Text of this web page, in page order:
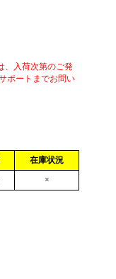
、入荷次第のご発
ポートまでお問い
在庫状況
×